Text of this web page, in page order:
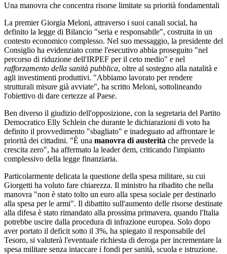
Una manovra che concentra risorse limitate su priorità fondamentali
La premier Giorgia Meloni, attraverso i suoi canali social, ha
definito la legge di Bilancio "seria e responsabile", costruita in un
contesto economico complesso. Nel suo messaggio, la presidente del
Consiglio ha evidenziato come l'esecutivo abbia proseguito "nel
percorso di riduzione dell'IRPEF per il ceto medio" e nel
rafforzamento della sanità pubblica, oltre al sostegno alla natalità e
agli investimenti produttivi. "Abbiamo lavorato per rendere
strutturali misure già avviate", ha scritto Meloni, sottolineando
l'obiettivo di dare certezze al Paese.
Ben diverso il giudizio dell'opposizione, con la segretaria del Partito
Democratico Elly Schlein che durante le dichiarazioni di voto ha
definito il provvedimento "sbagliato" e inadeguato ad affrontare le
priorità dei cittadini. "È una manovra di austerità che prevede la
crescita zero", ha affermato la leader dem, criticando l'impianto
complessivo della legge finanziaria.
Particolarmente delicata la questione della spesa militare, su cui
Giorgetti ha voluto fare chiarezza. Il ministro ha ribadito che nella
manovra "non è stato tolto un euro alla spesa sociale per destinarlo
alla spesa per le armi". Il dibattito sull'aumento delle risorse destinate
alla difesa è stato rimandato alla prossima primavera, quando l'Italia
potrebbe uscire dalla procedura di infrazione europea. Solo dopo
aver portato il deficit sotto il 3%, ha spiegato il responsabile del
Tesoro, si valuterà l'eventuale richiesta di deroga per incrementare la
spesa militare senza intaccare i fondi per sanità, scuola e istruzione.